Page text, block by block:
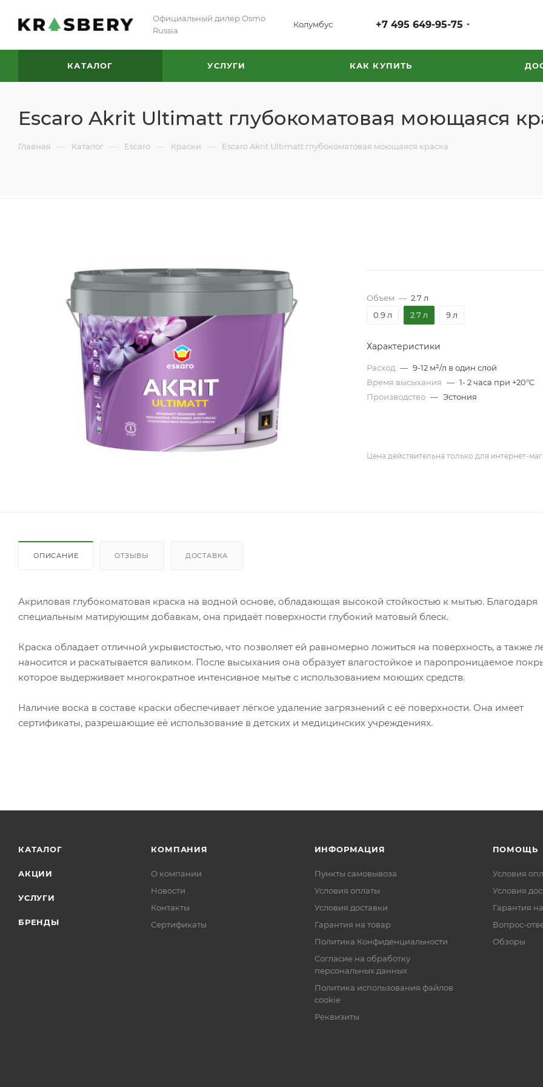
Официальный дилер Osmo
Russia
Колумбус +7 495 649-95-75
КАТАЛОГ УСЛУГИ КАК КУПИТЬ
Escaro Akrit Ultimatt глубокоматовая моющаяся
Главная — Каталог — Escaro — Краски — Escaro Akrit Ultimatt глубокоматовая моющаяся краска
Объем — 2.7 л
0.9 л
2.7 л 9 л
Характеристики
Расход — 9-12 м²/л в один слой
Время высыхания — 1- 2 часа при +20°C
Производство — Эстония
Цена действительна только для интернет-
ОПИСАНИЕ ОТЗЫВЫ ДОСТАВКА
Акриловая глубокоматовая краска на водной основе, обладающая высокой стойкостью к мытью. Благодаря
специальным матирующим добавкам, она придаёт поверхности глубокий матовый блеск.
Краска обладает отличной укрывистостью, что позволяет ей равномерно ложиться на поверхность, а также
наносится и раскатывается валиком. После высыхания она образует влагостойкое и паропроницаемое
которое выдерживает многократное интенсивное мытье с использованием моющих средств.
Наличие воска в составе краски обеспечивает лёгкое удаление загрязнений с её поверхности. Она имеет
сертификаты, разрешающие её использование в детских и медицинских учреждениях.
КАТАЛОГ
АКЦИИ
УСЛУГИ
БРЕНДЫ
КОМПАНИЯ
О компании
Новости
Контакты
Сертификаты
ИНФОРМАЦИЯ
Пункты самовывоза
Условия оплаты
Условия доставки
Гарантия на товар
Политика Конфиденциальности
Согласие на обработку
персональных данных
Политика использования файлов
cookie
Реквизиты
ПОМОЩЬ
Условия
Условия
Гарантия
Вопрос-
Обзоры